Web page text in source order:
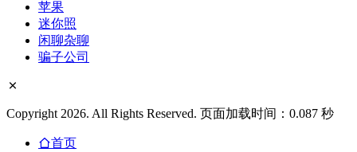
苹果
迷你照
闲聊杂聊
骗子公司
Copyright 2026. All Rights Reserved. 页面加载时间：0.087 秒
首页